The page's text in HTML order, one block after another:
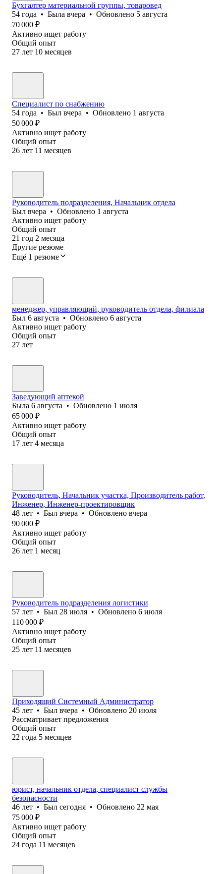
Бухгалтер материальной группы, товаровед
54 года • Была вчера • Обновлено 5 августа
70 000 ₽
Активно ищет работу
Общий опыт
27 лет 10 месяцев
Специалист по cнабжению
54 года • Был вчера • Обновлено 1 августа
50 000 ₽
Активно ищет работу
Общий опыт
26 лет 11 месяцев
Руководитель подразделения, Начальник отдела
Был вчера • Обновлено 1 августа
Активно ищет работу
Общий опыт
21 год 2 месяца
Другие резюме
Ещё 1 резюме
менеджер, управляющий, руководитель отдела, филиала
Был 6 августа • Обновлено 6 августа
Активно ищет работу
Общий опыт
27 лет
Заведующий аптекой
Была 6 августа • Обновлено 1 июля
65 000 ₽
Активно ищет работу
Общий опыт
17 лет 4 месяца
Руководитель, Начальник участка, Производитель работ,
Инженер, Инженер-проектировщик
48 лет • Был вчера • Обновлено вчера
90 000 ₽
Активно ищет работу
Общий опыт
26 лет 1 месяц
Руководитель подразделения логистики
57 лет • Был 28 июля • Обновлено 6 июля
110 000 ₽
Активно ищет работу
Общий опыт
25 лет 11 месяцев
Приходящий Системный Администратор
45 лет • Был вчера • Обновлено 20 июля
Рассматривает предложения
Общий опыт
22 года 5 месяцев
юрист, начальник отдела, специалист службы
безопасности
46 лет • Был сегодня • Обновлено 22 мая
75 000 ₽
Активно ищет работу
Общий опыт
24 года 11 месяцев